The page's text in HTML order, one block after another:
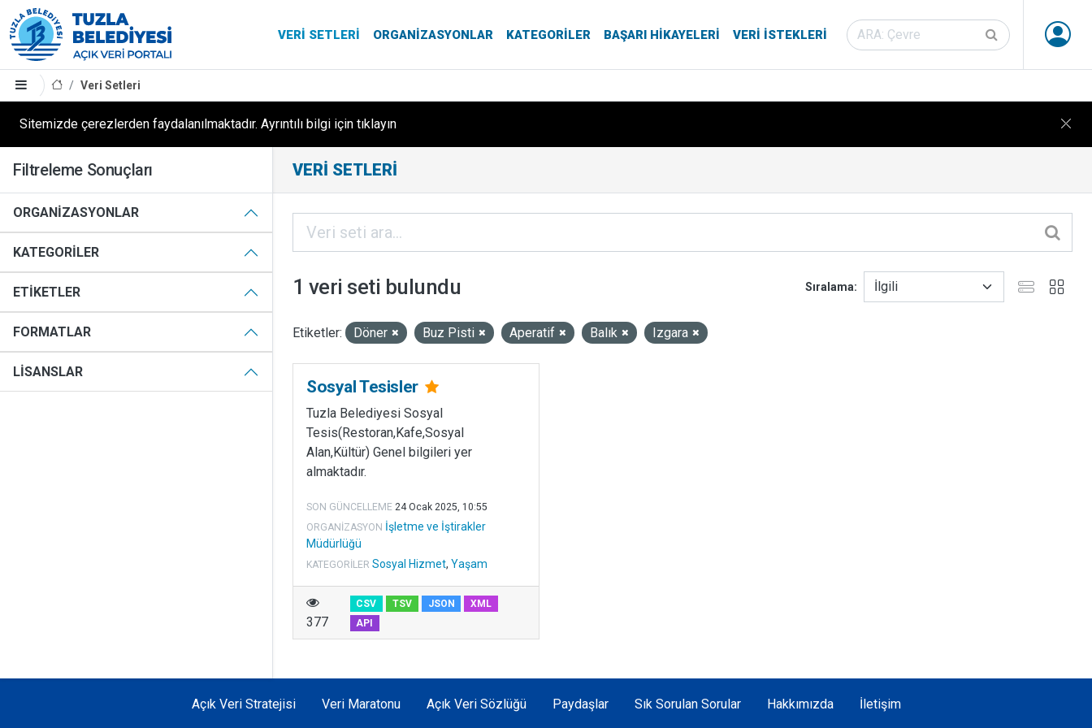
VERI SETLERI ORGANIZASYONLAR KATEGORILER BAŞARI HIKAYELERI VERI İSTEKLERI
Veri Setleri
Sitemizde çerezlerden faydalanılmaktadır. Ayrıntılı bilgi için tıklayın
Filtreleme Sonuçları
ORGANIZASYONLAR
KATEGORILER
ETIKETLER
FORMATLAR
LISANSLAR
VERI SETLERI
1 veri seti bulundu Sıralama
Etiketler: Döner Buz Pisti Aperatif Balık Izgara
Sosyal Tesisler
Tuzla Belediyesi Sosyal
Tesis(Restoran,Kafe,Sosyal
Alan,Kültür) Genel bilgileri yer
almaktadır.
SON GÜNCELLEME 24 Ocak 2025, 10:55
ORGANIZASYON İşletme ve İştirakler
Müdürlüğü
KATEGORILER Sosyal Hizmet, Yaşam
377
CSV TSV JSON
XML
API
Açık Veri Stratejisi Veri Maratonu Açık Veri Sözlüğü Paydaşlar Sık Sorulan Sorular Hakkımızda İletişim